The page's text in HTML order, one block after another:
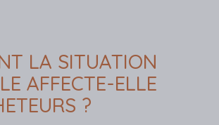
LA SITUATION
AFFECTE-ELLE
?